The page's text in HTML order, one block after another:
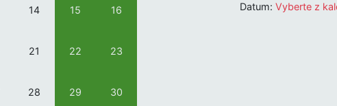
14 15 16
21 22 23
28 29 30
Datum: Vyberte z